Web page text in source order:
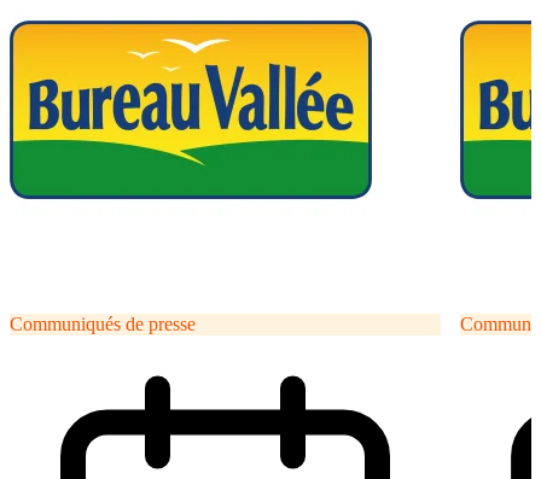
Communiqués de presse